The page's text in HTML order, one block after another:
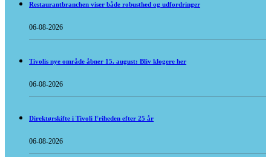
Restaurantbranchen viser både robusthed og udfordringer
06-08-2026
Tivolis nye område åbner 15. august: Bliv klogere her
06-08-2026
Direktørskifte i Tivoli Friheden efter 25 år
06-08-2026